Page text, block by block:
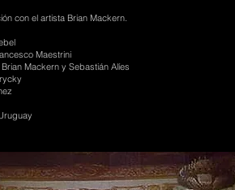
con el artista Brian Mackern.
Maestrini
Mackern y Sebastián Alíes